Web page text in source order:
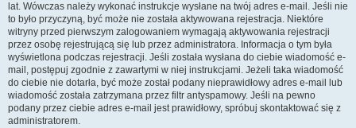
lat. Wówczas należy wykonać instrukcje wysłane na twój adres e-mail. Jeśli nie
to było przyczyną, być może nie została aktywowana rejestracja. Niektóre
witryny przed pierwszym zalogowaniem wymagają aktywowania rejestracji
przez osobę rejestrującą się lub przez administratora. Informacja o tym była
wyświetlona podczas rejestracji. Jeśli została wysłana do ciebie wiadomość e-
mail, postępuj zgodnie z zawartymi w niej instrukcjami. Jeżeli taka wiadomość
do ciebie nie dotarła, być może został podany nieprawidłowy adres e-mail lub
wiadomość została zatrzymana przez filtr antyspamowy. Jeśli na pewno
podany przez ciebie adres e-mail jest prawidłowy, spróbuj skontaktować się z
administratorem.